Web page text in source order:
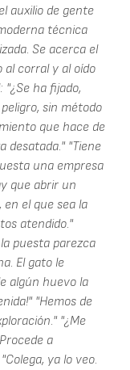
auxilio de gente
técnica
Se acerca el
corral y al oído
ha fijado,
sin método
que hace de
desatada." "Tiene
una empresa
que abrir un
el que sea la
atendido."
puesta parezca
El gato le
algún huevo la
"Hemos de
"¿Me
a
ya lo veo.